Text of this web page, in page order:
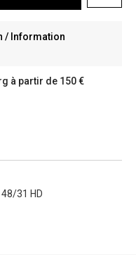
/ Information
à partir de 150 €
48/31 HD